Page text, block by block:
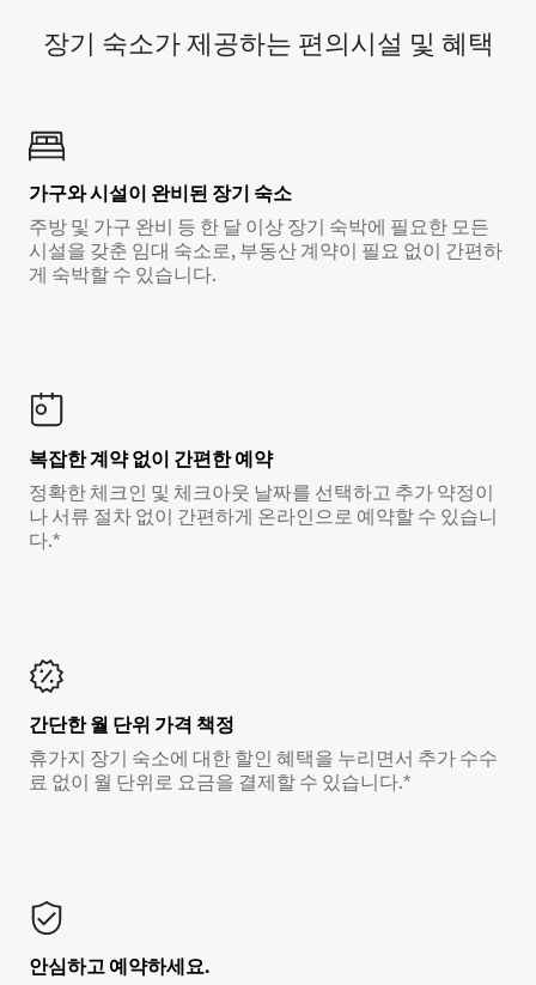
장기 숙소가 제공하는 편의시설 및 혜택
가구와 시설이 완비된 장기 숙소
주방 및 가구 완비 등 한 달 이상 장기 숙박에 필요한 모든
시설을 갖춘 임대 숙소로, 부동산 계약이 필요 없이 간편하
게 숙박할 수 있습니다.
복잡한 계약 없이 간편한 예약
정확한 체크인 및 체크아웃 날짜를 선택하고 추가 약정이
나 서류 절차 없이 간편하게 온라인으로 예약할 수 있습니
다.*
간단한 월 단위 가격 책정
휴가지 장기 숙소에 대한 할인 혜택을 누리면서 추가 수수
료 없이 월 단위로 요금을 결제할 수 있습니다.*
안심하고 예약하세요.